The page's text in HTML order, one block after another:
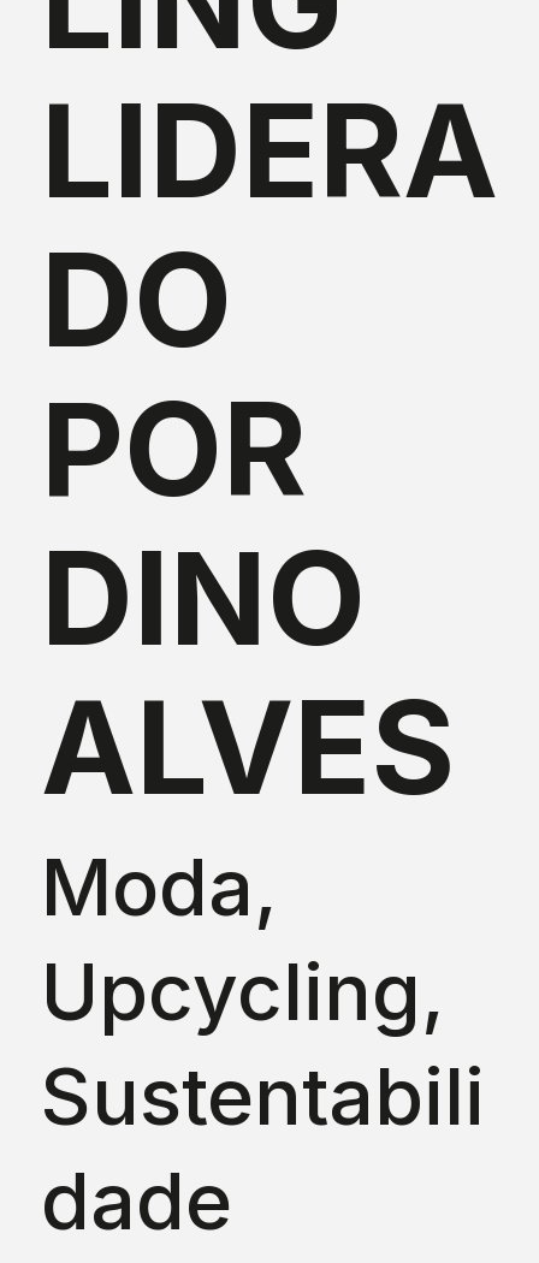
LIDERA
DO
POR
DINO
ALVES
Moda,
Upcycling,
Sustentabili
dade